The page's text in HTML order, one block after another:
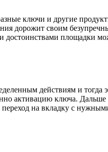
ключи и другие
дорожит своим
достоинствами площадки
действиям и тогда
активацию ключа.
на вкладку с